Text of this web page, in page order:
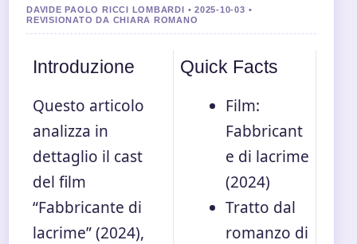
DAVIDE PAOLO RICCI LOMBARDI • 2025-10-03 •
REVISIONATO DA CHIARA ROMANO
Introduzione
Questo articolo
analizza in
dettaglio il cast
del film
“Fabbricante di
lacrime” (2024),
Quick Facts
Film:
Fabbricant
e di lacrime
(2024)
Tratto dal
romanzo di